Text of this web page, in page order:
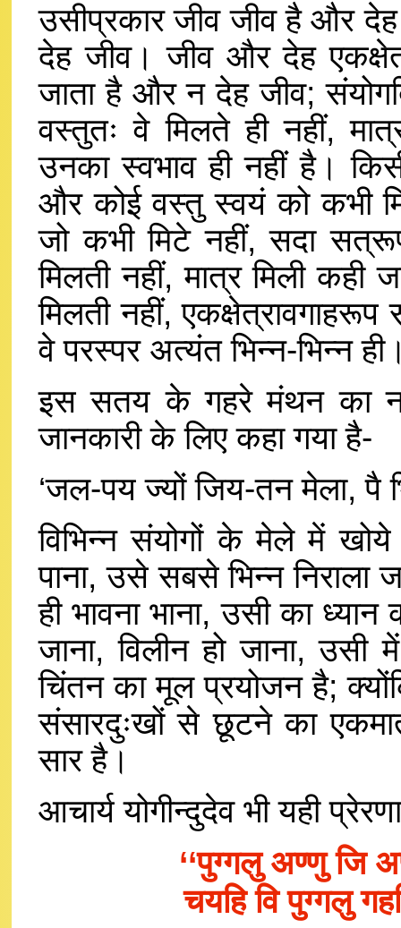
उसीप्रकार जीव जीव है और
देह जीव। जीव और देह
जाता है और न देह जीव;
वस्तुतः वे मिलते ही नहीं,
उनका स्वभाव ही नहीं है।
और कोई वस्तु स्वयं को कभी
जो कभी मिटे नहीं, सदा
मिलती नहीं, मात्र मिली
मिलती नहीं,
वे परस्पर अत्यंत भिन्न-भिन्न
इस सतय के गहरे मंथन का
जानकारी के लिए कहा गया है-
‘जल-पय ज्यों जिय-तन मेला, पै
विभिन्न संयोगों के मेले में खोये
पाना, उसे सबसे भिन्न
ही भावना भाना, उसी का
जाना, विलीन हो जाना, उसी
चिंतन का मूल प्रयोजन है;
संसारदुःखों से छूटने का
सार है।
आचार्य योगीन्दुदेव भी यही
‘‘पुग्गलु अण्णु जि
चयहि वि पुग्गलु